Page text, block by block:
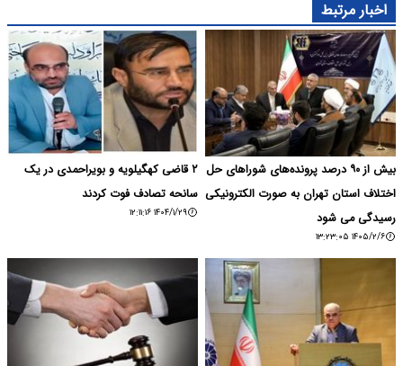
اخبار مرتبط
بیش از ۹۰ درصد پرونده‌های شوراهای حل
اختلاف استان تهران به صورت الکترونیکی
رسیدگی می شود
۱۴۰۵/۲/۶ ۱۳:۲۳:۰۵
۲ قاضی کهگیلویه و بویراحمدی در یک
سانحه تصادف فوت کردند
۱۴۰۴/۱/۲۹ ۱۲:۱۱:۱۶